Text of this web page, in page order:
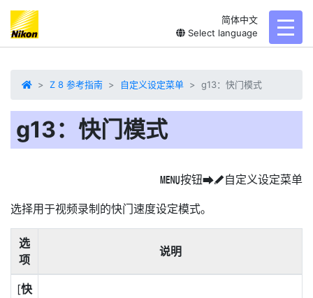
简体中文
Select language
Z 8 参考指南 自定义设定菜单 g13：快门模式
g13：快门模式
G按钮UA自定义设定菜单
选择用于视频录制的快门速度设定模式。
选
项
说明
[快